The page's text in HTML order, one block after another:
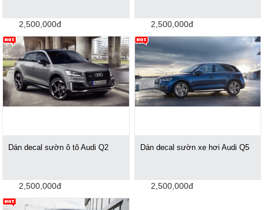
2,500,000đ 2,500,000đ
Dán decal sườn ô tô Audi Q2
2,500,000đ
Dán decal sườn xe hơi Audi Q5
2,500,000đ